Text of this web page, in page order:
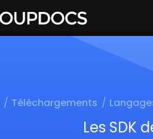
Téléchargements
Les SDK